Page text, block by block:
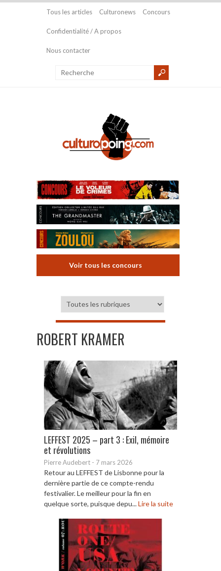
Tous les articles Culturonews Concours
Confidentialité / A propos
Nous contacter
Voir tous les concours
ROBERT KRAMER
LEFFEST 2025 – part 3 : Exil, mémoire
et révolutions
Pierre Audebert - 7 mars 2026
Retour au LEFFEST de Lisbonne pour la
dernière partie de ce compte-rendu
festivalier. Le meilleur pour la fin en
quelque sorte, puisque depu...Lire la suite